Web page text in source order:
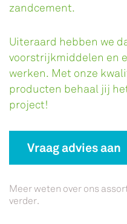
zandcement.
Uiteraard hebben we
voorstrijkmiddelen en
werken. Met onze
producten behaal jij
project!
Vraag advies aan
Meer weten over ons
verder.